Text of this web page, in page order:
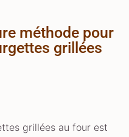
méthode pour
grillées
grillées au four est